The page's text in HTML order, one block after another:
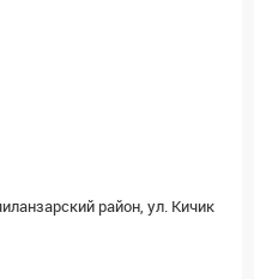
район, ул. Кичик